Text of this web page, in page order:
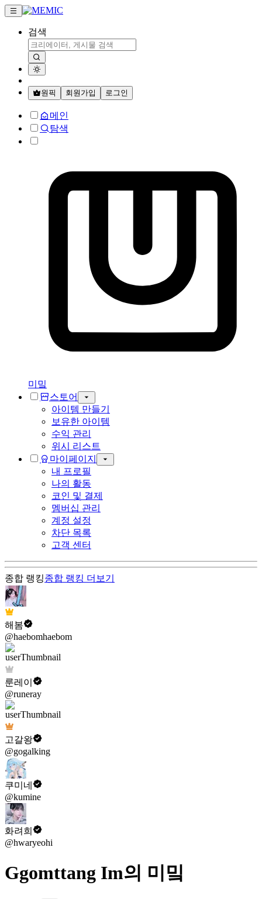
검색
원픽 회원가입 로그인
메인
탐색
미밐
스토어
아이템 만들기
보유한 아이템
수익 관리
위시 리스트
마이페이지
내 프로필
나의 활동
코인 및 결제
멤버십 관리
계정 설정
차단 목록
고객 센터
종합 랭킹종합 랭킹 더보기
해봄
@haebomhaebom
룬레이
@runeray
고갈왕
@gogalking
쿠미네
@kumine
화려희
@hwaryeohi
Ggomttang Im의 미밐